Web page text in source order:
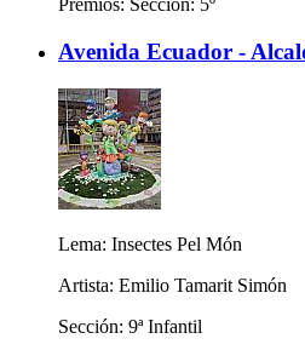
Premios: Sección: 5º
Avenida Ecuador -
Lema: Insectes Pel Món
Artista: Emilio Tamarit Simón
Sección: 9ª Infantil